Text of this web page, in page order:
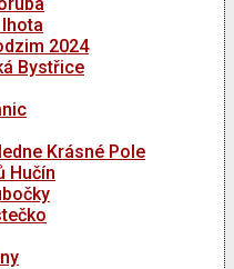
2024
Bystřice
Krásné Pole
Hučín